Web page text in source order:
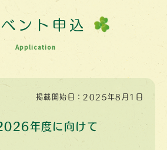
ント申込
Application
掲載開始日：2025年8月1日
年度に向けて